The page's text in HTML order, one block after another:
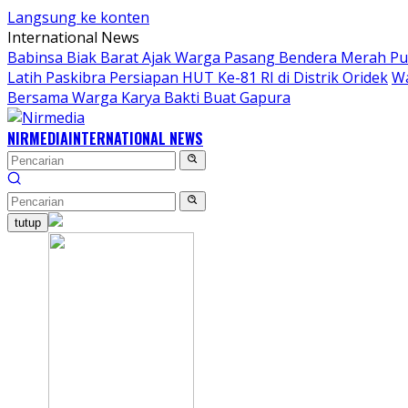
Langsung ke konten
International News
Babinsa Biak Barat Ajak Warga Pasang Bendera Merah
Latih Paskibra Persiapan HUT Ke-81 RI di Distrik Oridek
Bersama Warga Karya Bakti Buat Gapura
NIRMEDIAINTERNATIONAL NEWS
tutup